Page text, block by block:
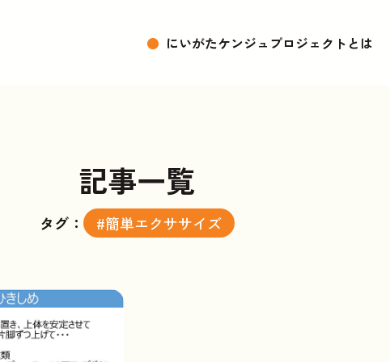
● にいがたケンジュプロジェクトとは
記事一覧
タグ： #簡単エクササイズ